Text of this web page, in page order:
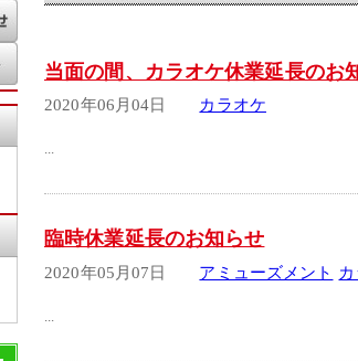
当面の間、カラオケ休業延長のお
2020年06月04日 カラオケ
...
臨時休業延長のお知らせ
2020年05月07日 アミューズメント